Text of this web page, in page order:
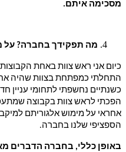
מסכימה איתם.
מה תפקידך בחברה? על
כיום אני ראש צוות באחת
התחלתי כמפתחת בצוות שהיה
כשנתיים נחשפתי לתחומי עניין
הפכתי לראש צוות בקבוצה
אחראי על מימוש אלגוריתם
הספציפי שלנו בחברה.
באופן כללי, בחברה הדברים